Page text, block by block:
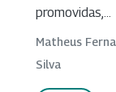
promovidas,...
Matheus
Silva